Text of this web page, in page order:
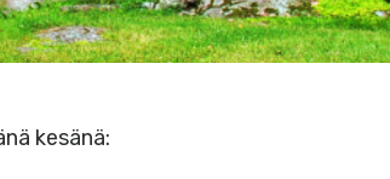
kesänä: